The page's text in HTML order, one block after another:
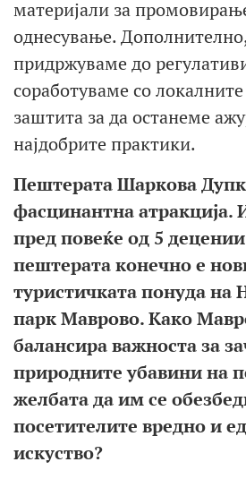
материјали за
однесување.
придржуваме до
соработуваме со
заштита за да останеме
најдобрите практики.
Пештерата Шаркова
фасцинантна атракција.
пред повеќе од 5
пештерата конечно е
туристичката понуда на
парк Маврово. Како
балансира важноста за
природните убавини на
желбата да им се
посетителите вредно и
искуство?